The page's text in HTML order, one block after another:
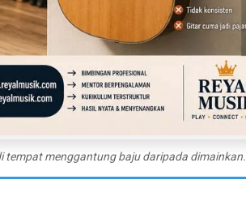
tempat menggantung baju daripada dimainkan.